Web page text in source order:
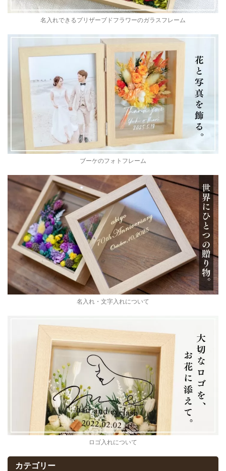
名入れできるプリザーブドフラワーのガラスフレーム
ブーケのフォトフレーム
名入れ・文字入れについて
ロゴ入れについて
カテゴリー